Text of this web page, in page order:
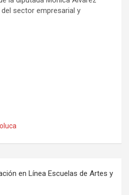
sector empresarial y
en Línea Escuelas de Artes y